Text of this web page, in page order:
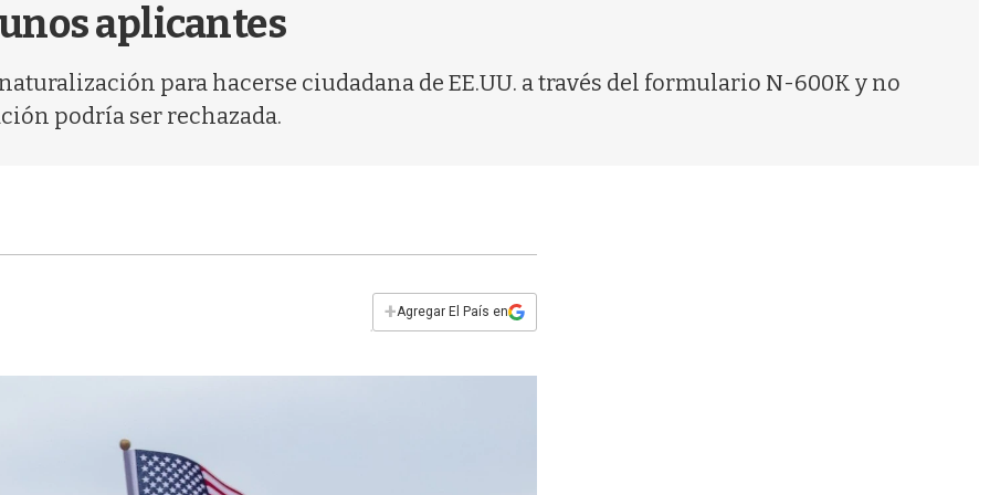
aplicantes
para hacerse ciudadana de EE.UU. a través del formulario N-600K y no
podría ser rechazada.
+Agregar El País en